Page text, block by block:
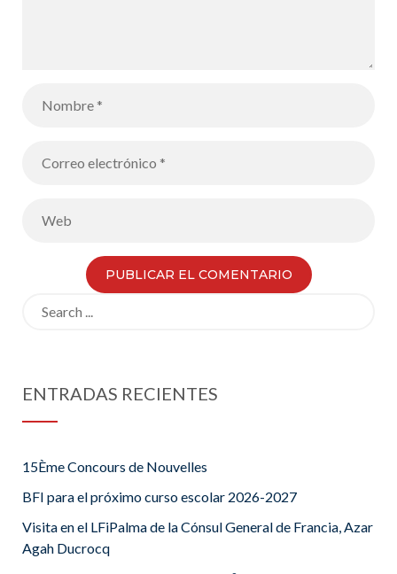
ENTRADAS RECIENTES
15Ème Concours de Nouvelles
BFI para el próximo curso escolar 2026-2027
Visita en el LFiPalma de la Cónsul General de Francia, Azar
Agah Ducrocq